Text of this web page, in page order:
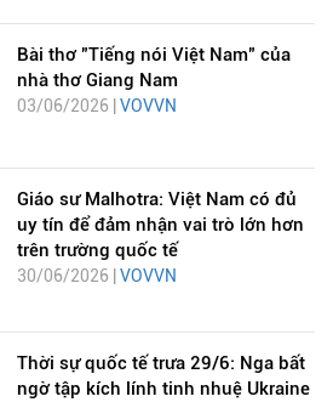
Bài thơ "Tiếng nói Việt Nam" của
nhà thơ Giang Nam
03/06/2026 | VOVVN
Giáo sư Malhotra: Việt Nam có đủ
uy tín để đảm nhận vai trò lớn hơn
trên trường quốc tế
30/06/2026 |VOVVN
Thời sự quốc tế trưa 29/6: Nga bất
ngờ tập kích lính tinh nhuệ Ukraine